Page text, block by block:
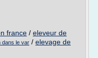
france / eleveur de
dans le var / elevage de